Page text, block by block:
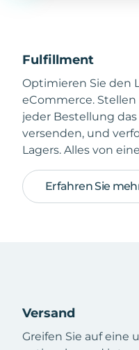
Fulfillment
Optimieren Sie den
eCommerce. Stellen
jeder Bestellung
versenden, und
Lagers. Alles von
Erfahren Sie
Versand
Greifen Sie auf eine